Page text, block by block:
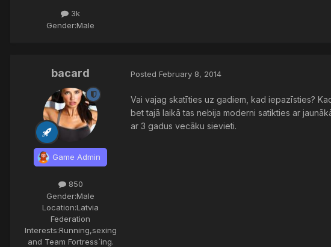
3k
Gender:Male
bacard
Game Admin
850
Gender:Male
Location:Latvia
Federation
Interests:Running,sexing
and Team Fortress`ing.
Posted February 8, 2014
Vai vajag skatīties uz gadiem, kad iepazīsties?
bet tajā laikā tas nebija moderni satikties ar
ar 3 gadus vecāku sievieti.